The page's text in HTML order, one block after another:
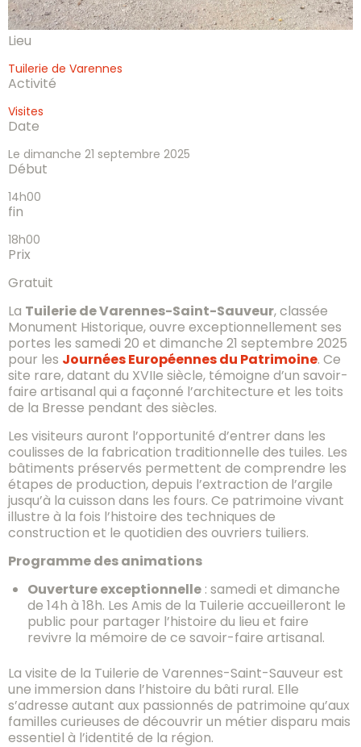
Lieu
Tuilerie de Varennes
Activité
Visites
Date
Le dimanche 21 septembre 2025
Début
14h00
fin
18h00
Prix
Gratuit
La Tuilerie de Varennes-Saint-Sauveur, classée
Monument Historique, ouvre exceptionnellement ses
portes les samedi 20 et dimanche 21 septembre 2025
pour les Journées Européennes du Patrimoine. Ce
site rare, datant du XVIIe siècle, témoigne d’un savoir-
faire artisanal qui a façonné l’architecture et les toits
de la Bresse pendant des siècles.
Les visiteurs auront l’opportunité d’entrer dans les
coulisses de la fabrication traditionnelle des tuiles. Les
bâtiments préservés permettent de comprendre les
étapes de production, depuis l’extraction de l’argile
jusqu’à la cuisson dans les fours. Ce patrimoine vivant
illustre à la fois l’histoire des techniques de
construction et le quotidien des ouvriers tuiliers.
Programme des animations
Ouverture exceptionnelle : samedi et dimanche
de 14h à 18h. Les Amis de la Tuilerie accueilleront le
public pour partager l’histoire du lieu et faire
revivre la mémoire de ce savoir-faire artisanal.
La visite de la Tuilerie de Varennes-Saint-Sauveur est
une immersion dans l’histoire du bâti rural. Elle
s’adresse autant aux passionnés de patrimoine qu’aux
familles curieuses de découvrir un métier disparu mais
essentiel à l’identité de la région.